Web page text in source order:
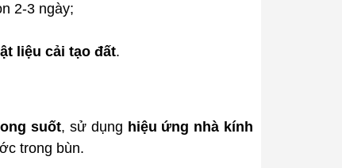
2-3 ngày;
liệu cải tạo đất.
suốt, sử dụng hiệu ứng nhà kính
trong bùn.